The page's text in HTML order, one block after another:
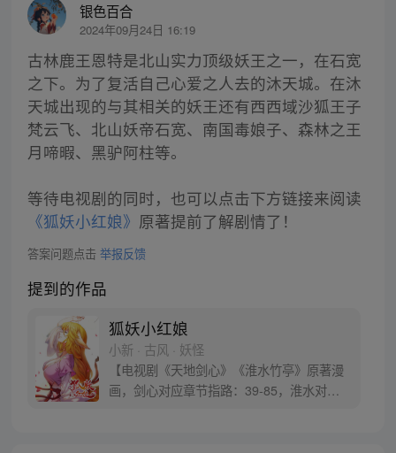
银色百合
2024年09月24日 16:19
古林鹿王恩特是北山实力顶级妖王之一，在石宽
之下。为了复活自己心爱之人去的沐天城。在沐
天城出现的与其相关的妖王还有西西域沙狐王子
梵云飞、北山妖帝石宽、南国毒娘子、森林之王
月啼暇、黑驴阿柱等。
等待电视剧的同时，也可以点击下方链接来阅读
《狐妖小红娘》 原著提前了解剧情了！
答案问题点击 举报反馈
提到的作品
狐妖小红娘
小新 · 古风 · 妖怪
【电视剧《天地剑心》《淮水竹亭》原著漫
画，剑心对应章节指路：39-85，淮水对应